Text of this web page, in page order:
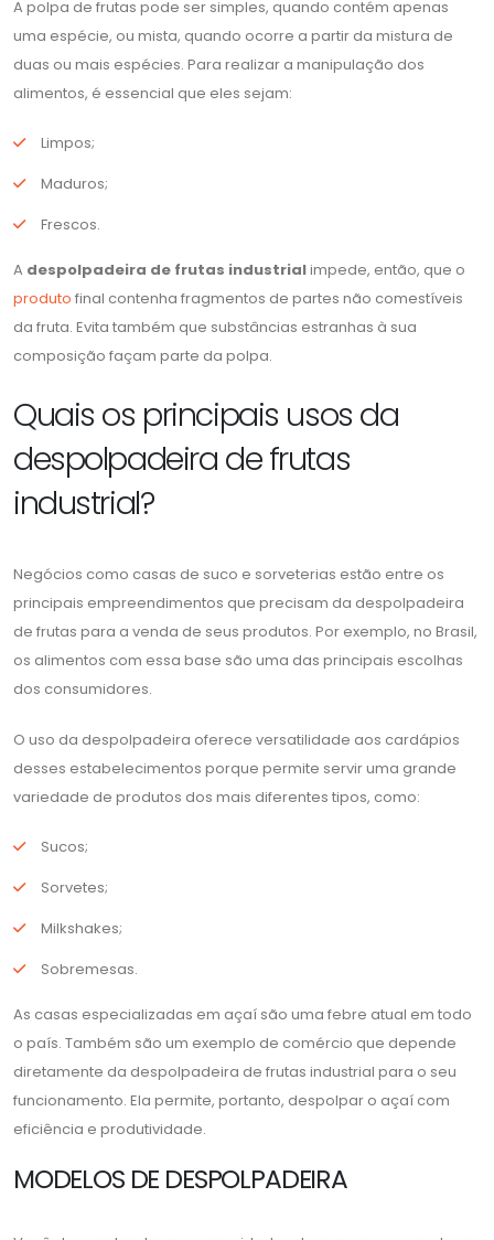
A polpa de frutas pode ser simples, quando contém apenas
uma espécie, ou mista, quando ocorre a partir da mistura de
duas ou mais espécies. Para realizar a manipulação dos
alimentos, é essencial que eles sejam:
Limpos;
Maduros;
Frescos.
A despolpadeira de frutas industrialimpede, então, que o
produto final contenha fragmentos de partes não comestíveis
da fruta. Evita também que substâncias estranhas à sua
composição façam parte da polpa.
Quais os principais usos da
despolpadeira de frutas
industrial?
Negócios como casas de suco e sorveterias estão entre os
principais empreendimentos que precisam da despolpadeira
de frutas para a venda de seus produtos. Por exemplo, no Brasil,
os alimentos com essa base são uma das principais escolhas
dos consumidores.
O uso da despolpadeira oferece versatilidade aos cardápios
desses estabelecimentos porque permite servir uma grande
variedade de produtos dos mais diferentes tipos, como:
Sucos;
Sorvetes;
Milkshakes;
Sobremesas.
As casas especializadas em açaí são uma febre atual em todo
o país. Também são um exemplo de comércio que depende
diretamente da despolpadeira de frutas industrial para o seu
funcionamento. Ela permite, portanto, despolpar o açaí com
eficiência e produtividade.
MODELOS DE DESPOLPADEIRA